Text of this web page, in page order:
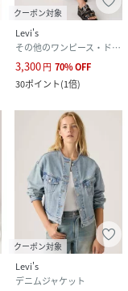
クーポン対象
Levi's
その他のワンピース・ドレス
3,300円 70%OFF
30ポイント(1倍)
クーポン対象
Levi's
デニムジャケット